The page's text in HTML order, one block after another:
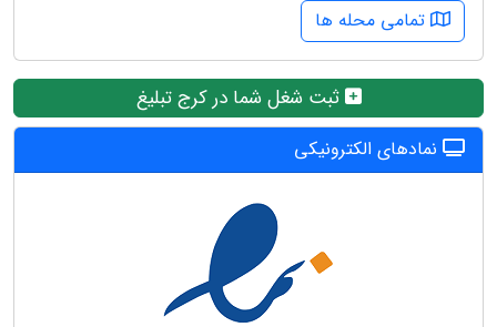
تمامی محله ها
ثبت شغل شما در کرج تبلیغ
نمادهای الکترونیکی